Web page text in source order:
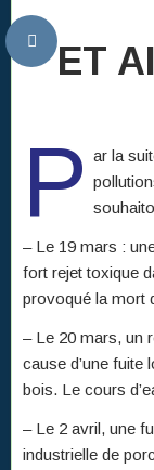
ET
P ar la
– Le 19 mars :
fort rejet toxique
provoqué la mort
– Le 20 mars, un
cause d’une fuite
bois. Le cours
– Le 2 avril, une
industrielle de